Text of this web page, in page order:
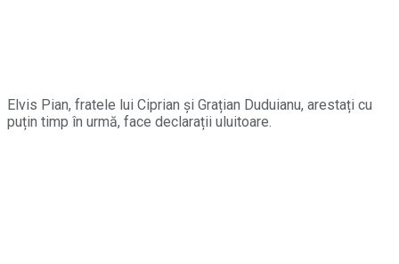
Elvis Pian, fratele lui Ciprian și Grațian Duduianu, arestați cu
puțin timp în urmă, face declarații uluitoare.